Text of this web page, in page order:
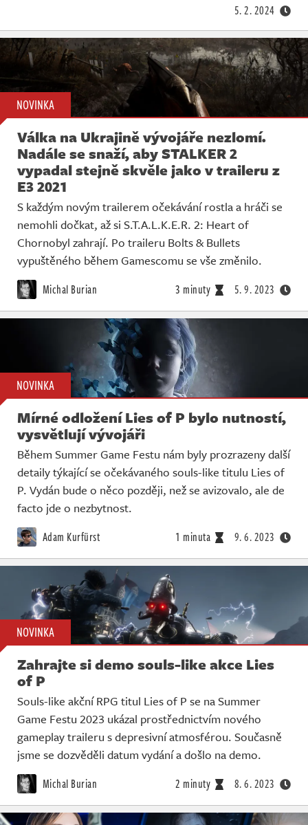
5. 2. 2024
NOVINKA
Válka na Ukrajině vývojáře nezlomí.
Nadále se snaží, aby STALKER 2
vypadal stejně skvěle jako v traileru z
E3 2021
S každým novým trailerem očekávání rostla a hráči se
nemohli dočkat, až si S.T.A.L.K.E.R. 2: Heart of
Chornobyl zahrají. Po traileru Bolts & Bullets
vypuštěného během Gamescomu se vše změnilo.
Michal Burian 3 minuty 5. 9. 2023
NOVINKA
Mírné odložení Lies of P bylo nutností,
vysvětlují vývojáři
Během Summer Game Festu nám byly prozrazeny další
detaily týkající se očekávaného souls-like titulu Lies of
P. Vydán bude o něco později, než se avizovalo, ale de
facto jde o nezbytnost.
Adam Kurfürst 1 minuta 9. 6. 2023
NOVINKA
Zahrajte si demo souls-like akce Lies
of P
Souls-like akční RPG titul Lies of P se na Summer
Game Festu 2023 ukázal prostřednictvím nového
gameplay traileru s depresivní atmosférou. Současně
jsme se dozvěděli datum vydání a došlo na demo.
Michal Burian 2 minuty 8. 6. 2023